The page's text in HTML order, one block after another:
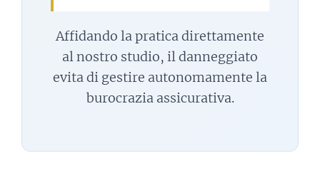
Affidando la pratica direttamente
al nostro studio, il danneggiato
evita di gestire autonomamente la
burocrazia assicurativa.